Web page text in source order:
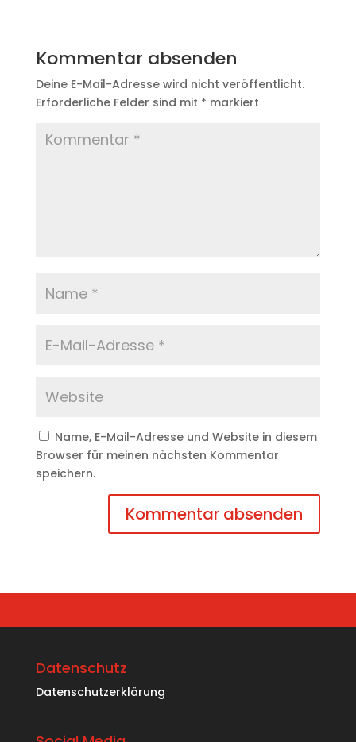
Kommentar absenden
Deine E-Mail-Adresse wird nicht veröffentlicht.
Erforderliche Felder sind mit * markiert
Name, E-Mail-Adresse und Website in diesem
Browser für meinen nächsten Kommentar
speichern.
e
t
i
Datenschutz
Datenschutzerklärung